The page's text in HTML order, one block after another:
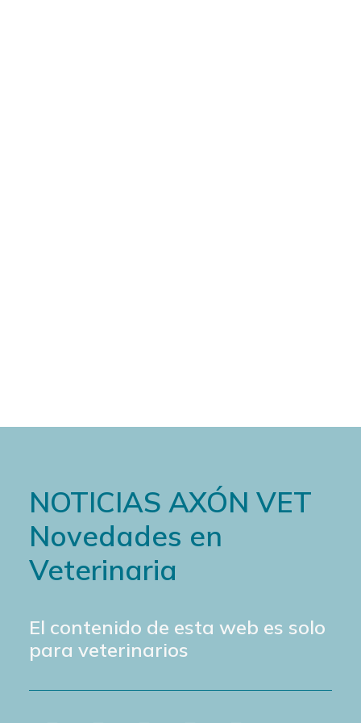
NOTICIAS AXÓN VET
Novedades en
Veterinaria
El contenido de esta web es solo
para veterinarios